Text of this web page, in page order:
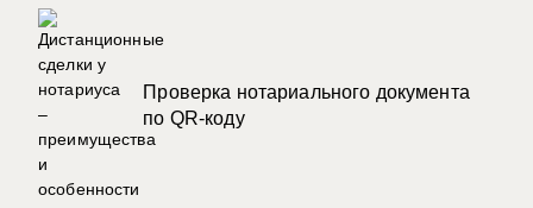
Проверка нотариального документа
по QR-коду